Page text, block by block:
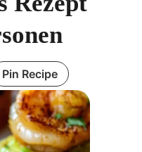
Pin Recipe